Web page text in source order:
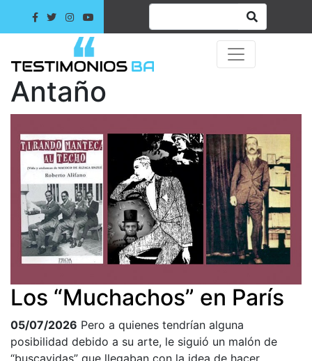
Antaño
Los “Muchachos” en París
05/07/2026 Pero a quienes tendrían alguna
posibilidad debido a su arte, le siguió un malón de